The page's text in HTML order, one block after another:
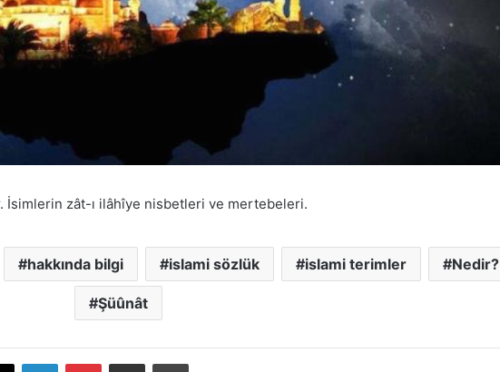
İsimlerin zât-ı ilâhîye nisbetleri ve mertebeleri.
hakkında bilgi islami sözlük islami terimler Nedir?
Şüûnât